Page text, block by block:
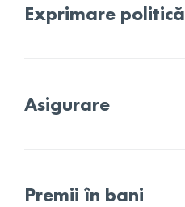
Exprimare politică
Asigurare
Premii în bani